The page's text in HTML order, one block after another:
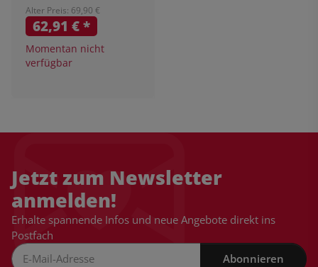
Alter Preis: 69,90 €
62,91 €*
Momentan nicht
verfügbar
Jetzt zum Newsletter
anmelden!
Erhalte spannende Infos und neue Angebote direkt ins
Postfach
Abonnieren